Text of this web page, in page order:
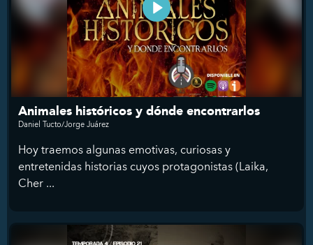
Animales históricos y dónde encontrarlos
Daniel Tucto/Jorge Juárez
Hoy traemos algunas emotivas, curiosas y
entretenidas historias cuyos protagonistas (Laika,
Cher ...